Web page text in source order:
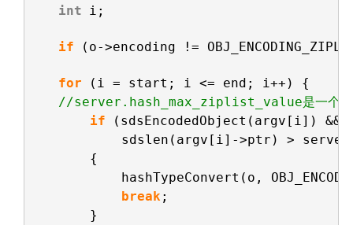
int
i;
if (o->encoding !=
for
(i = start; i <= end; i++) {
//server.hash_max_ziplist_value是一个可配
if
(sdsEncodedObject(argv[i]) &&
sdslen(argv[i]->ptr) >
{
hashTypeConvert(o,
break ;
}